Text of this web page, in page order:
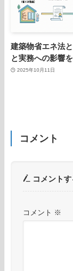
建築物省エネ法
と実務への影響
2025年10月11日
コメント
コメントす
コメント ※